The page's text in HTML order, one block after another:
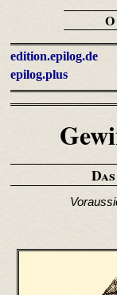
edition.epilog.de
epilog.plus